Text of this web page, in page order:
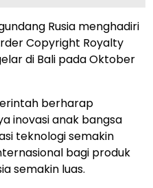
Rusia menghadiri
Copyright Royalty
di Bali pada Oktober
berharap
inovasi anak bangsa
teknologi semakin
bagi produk
semakin luas.